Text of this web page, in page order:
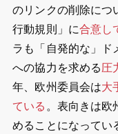
のリンクの削除につ
行動規則」に合意し
ラも「自発的な」ド
への協力を求める圧
年、欧州委員会は大
ている 。表向きは欧
めることになってい